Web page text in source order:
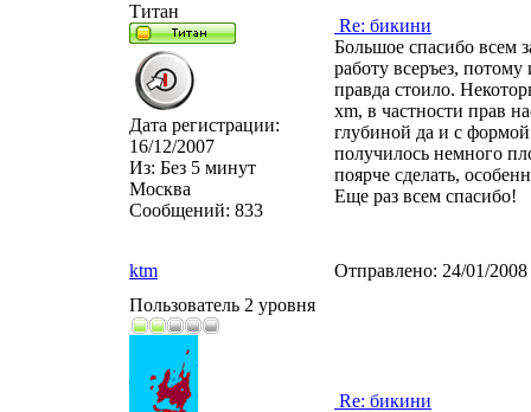
Титан
Дата регистрации:
16/12/2007
Из: Без 5 минут
Москва
Сообщений: 833
Re: бикини
Большое спасибо всем
работу всеръез,
правда стоило.
xm, в частности прав
глубиной да и с формой
получилось немного
поярче сделать,
Еще раз всем спасибо!
ktm Отправлено: 24/01/
Пользователь 2 уровня
Re: бикини